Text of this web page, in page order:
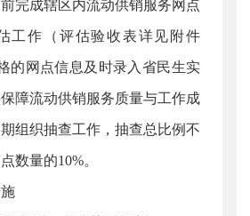
完成辖区内流动供销服务网点
工作（评估验收表详见附件
的网点信息及时录入省民生实
障流动供销服务质量与工作成
组织抽查工作，抽查总比例不
数量的10%。